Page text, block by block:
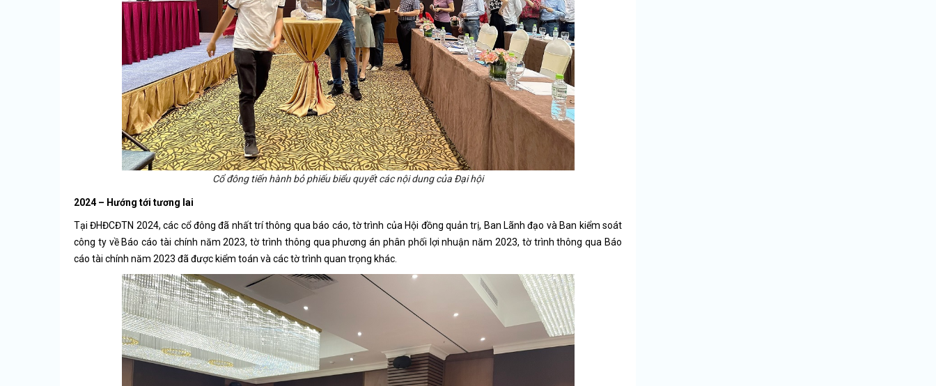
Cổ đông tiến hành bỏ phiếu biểu quyết các nội dung của Đại hội
2024 – Hướng tới tương lai
Tại ĐHĐCĐTN 2024, các cổ đông đã nhất trí thông qua báo cáo, tờ trình của Hội đồng quản trị, Ban Lãnh đạo và Ban kiểm soát
công ty về Báo cáo tài chính năm 2023, tờ trình thông qua phương án phân phối lợi nhuận năm 2023, tờ trình thông qua Báo
cáo tài chính năm 2023 đã được kiểm toán và các tờ trình quan trọng khác.